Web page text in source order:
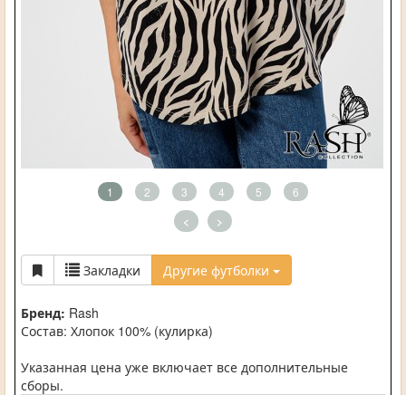
1 2 3 4 5 6
< >
Закладки Другие футболки
Бренд: Rash
Состав: Хлопок 100% (кулирка)
Указанная цена уже включает все дополнительные
сборы.